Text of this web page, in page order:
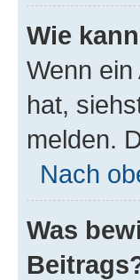
Wie
Wenn
hat,
melden.
Nach
Was